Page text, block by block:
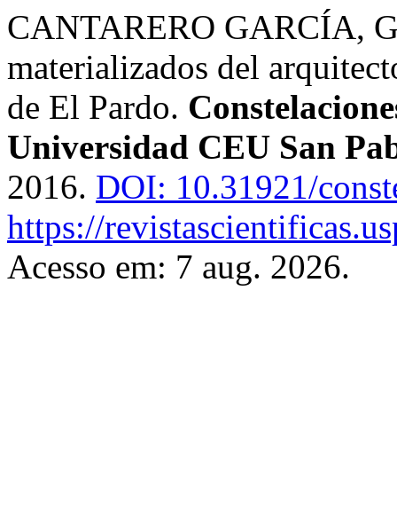
CANTARERO GARCÍA,
materializados del
de El Pardo.
Universidad CEU San
2016. DOI: 10.31921/
https://
Acesso em: 7 aug. 2026.